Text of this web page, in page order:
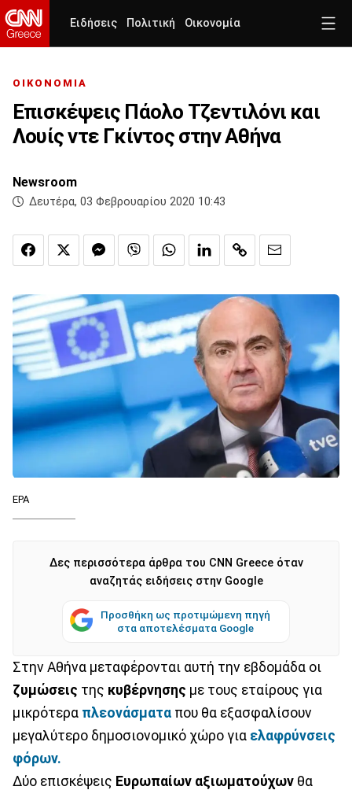
Ειδήσεις Πολιτική Οικονομία
ΟΙΚΟΝΟΜΙΑ
Επισκέψεις Πάολο Τζεντιλόνι και
Λουίς ντε Γκίντος στην Αθήνα
Newsroom
Δευτέρα, 03 Φεβρουαρίου 2020 10:43
EPA
Δες περισσότερα άρθρα του CNN Greece όταν
αναζητάς ειδήσεις στην Google
Προσθήκη ως προτιμώμενη πηγή
στα αποτελέσματα Google
Στην Αθήνα μεταφέρονται αυτή την εβδομάδα οι
ζυμώσεις της κυβέρνησης με τους εταίρους για
μικρότερα πλεονάσματα που θα εξασφαλίσουν
μεγαλύτερο δημοσιονομικό χώρο για ελαφρύνσεις
φόρων.
Δύο επισκέψεις Ευρωπαίων αξιωματούχων θα